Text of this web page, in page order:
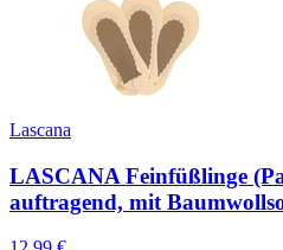
Lascana
LASCANA Feinfüßlinge
auftragend, mit